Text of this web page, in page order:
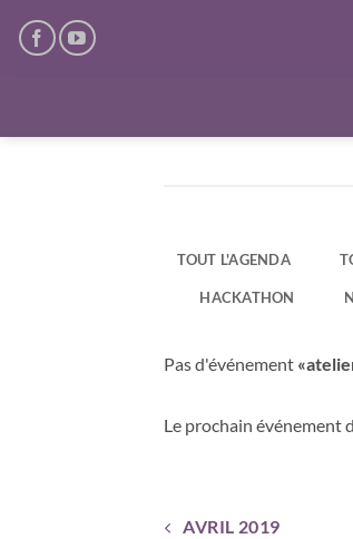
TOUT L'AGENDA
HACKATHON
Pas d'événement
Le prochain événement
AVRIL 2019